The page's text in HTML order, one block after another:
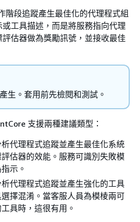
階段追蹤產生最佳化的代理程式組
工具描述，而是將服務指向代理
估器做為獎勵訊號，並接收最佳
生。套用前先檢閱和測試。
支援兩種建議類型：
代理程式追蹤並產生最佳化系統
估器的效能。服務可識別失敗模
示。
代理程式追蹤並產生強化的工具
擇混淆。當客服人員為模棱兩可
具時，這很有用。